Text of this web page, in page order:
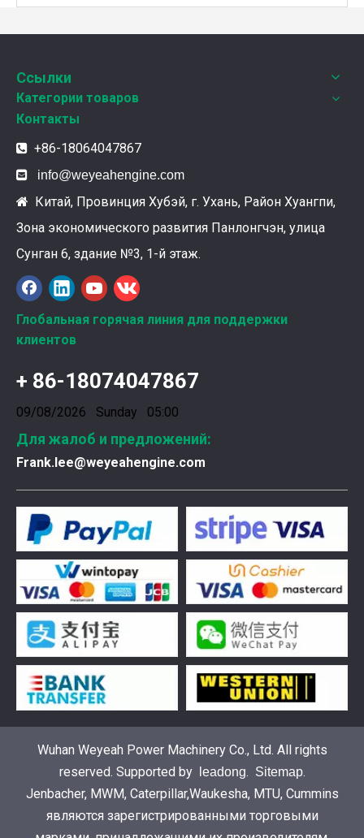
Ознакомление с подшипниками шатунных коленчатых валов Weyeah
Подшипники шатунных коленчатых валов Weyeah
Генераторная установка на природном газе,
Ссылки
Категории товаров
Контакты
 +86-18064047867
 info@weyeahengine.com
 Китай, Провинция Хубэй, г. Ухань, Район Хуангпи,
Зона экономического развития Панлонгчэн, улица
Сунган 6, здание №3, 1-й этаж.
Глобальная горячая линия для поддержки
клиентов
+ 86-18074047867
09/08/2026 Sunday 05:00
Для жалоб и предложений:
Frank.lee@weyeahengine.com
Wuhan Weyeah Power Machinery Co., Ltd. All rights
reserved. Supported by
leadong Sitemap.
Jenbacher, MWM, Caterpillar,Waukesha, MTU, Cummins
являются зарегистрированными торговыми